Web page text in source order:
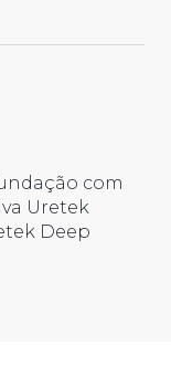
com
Uretek
Deep